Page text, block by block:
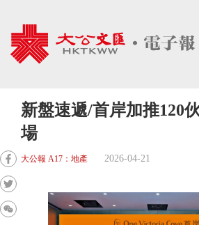
新盤速遞/首岸加推120
場
大公報 A17：地產 2026-04-21